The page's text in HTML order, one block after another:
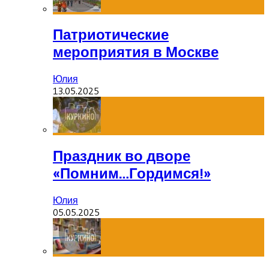
Патриотические
мероприятия в Москве
Юлия
13.05.2025
Праздник во дворе
«Помним…Гордимся!»
Юлия
05.05.2025